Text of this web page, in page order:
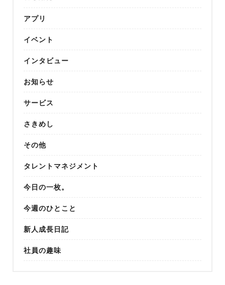
アプリ
イベント
インタビュー
お知らせ
サービス
さきめし
その他
タレントマネジメント
今日の一枚。
今週のひとこと
新人成長日記
社員の趣味